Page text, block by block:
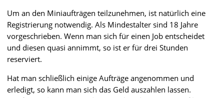
Um an den Miniaufträgen teilzunehmen, ist natürlich eine
Registrierung notwendig. Als Mindestalter sind 18 Jahre
vorgeschrieben. Wenn man sich für einen Job entscheidet
und diesen quasi annimmt, so ist er für drei Stunden
reserviert.
Hat man schließlich einige Aufträge angenommen und
erledigt, so kann man sich das Geld auszahlen lassen.